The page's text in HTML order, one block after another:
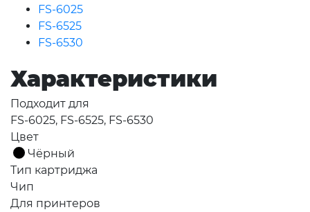
FS-6025
FS-6525
FS-6530
Характеристики
Подходит для
FS-6025, FS-6525, FS-6530
Цвет
Чёрный
Тип картриджа
Чип
Для принтеров